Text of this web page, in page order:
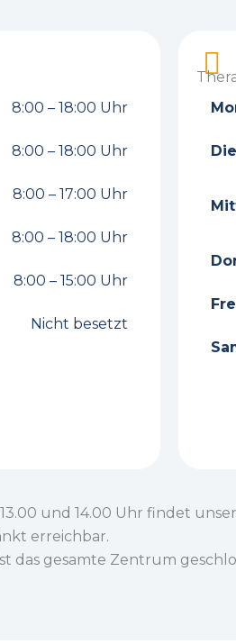
8:00 – 18:00 Uhr
8:00 – 18:00 Uhr
8:00 – 17:00 Uhr
8:00 – 18:00 Uhr
8:00 – 15:00 Uhr
Nicht besetzt
und 14.00 Uhr findet
erreichbar.
das gesamte Zentrum